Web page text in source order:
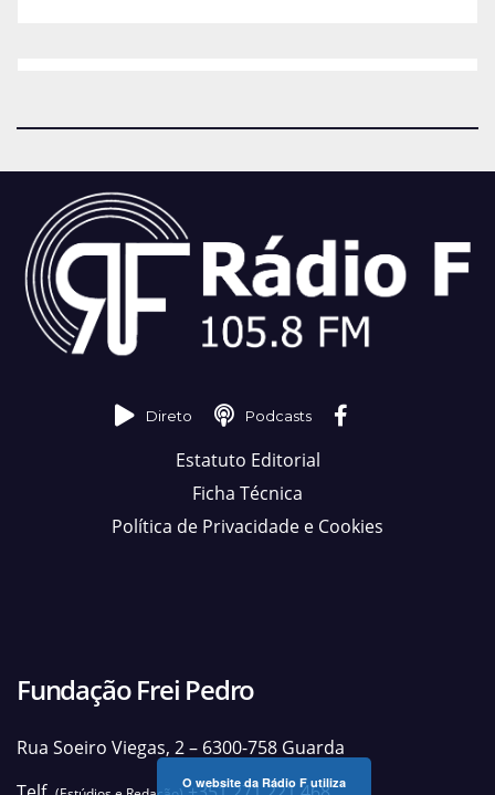
Direto Podcasts
Estatuto Editorial
Ficha Técnica
Política de Privacidade e Cookies
Fundação Frei Pedro
Rua Soeiro Viegas, 2 – 6300-758 Guarda
O website da Rádio F utiliza